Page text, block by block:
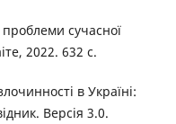
сучасної
2022. 632 с.
в Україні:
Версія 3.0.